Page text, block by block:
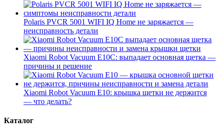
Polaris PVCR 5001 WIFI IQ Home не заряжается —
неисправность детали
Xiaomi Robot Vacuum E10C: выпадает основная щетка —
причины и решение
Xiaomi Robot Vacuum E10: крышка щетки не держится
— что делать?
Каталог